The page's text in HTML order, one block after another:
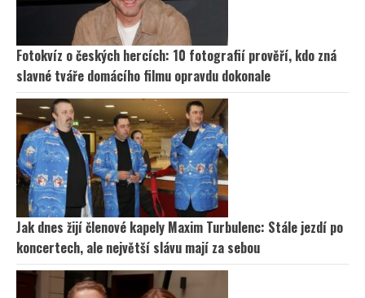
Fotokvíz o českých hercích: 10 fotografií prověří, kdo zná
slavné tváře domácího filmu opravdu dokonale
Jak dnes žijí členové kapely Maxim Turbulenc: Stále jezdí po
koncertech, ale největší slávu mají za sebou